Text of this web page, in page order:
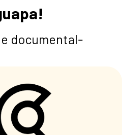
documental-